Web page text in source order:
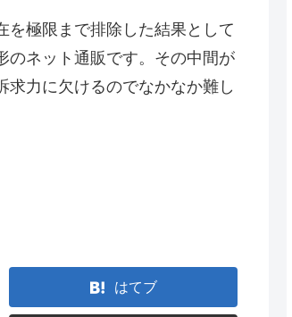
を極限まで排除した結果として
のネット通販です。その中間が
力に欠けるのでなかなか難し
はてブ